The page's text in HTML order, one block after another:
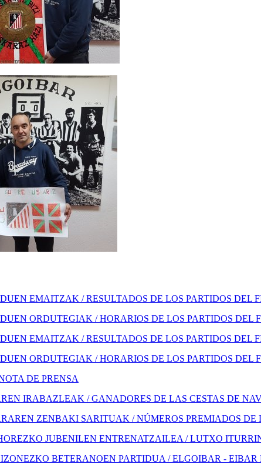
EMAITZAK / RESULTADOS DE LOS PARTIDOS DEL
ORDUTEGIAK / HORARIOS DE LOS PARTIDOS DEL
EMAITZAK / RESULTADOS DE LOS PARTIDOS DEL
ORDUTEGIAK / HORARIOS DE LOS PARTIDOS DEL
DE PRENSA
IRABAZLEAK / GANADORES DE LAS CESTAS DE
ZENBAKI SARITUAK / NÚMEROS PREMIADOS DE
JUBENILEN ENTRENATZAILEA / LUTXO
BETERANOEN PARTIDUA / ELGOIBAR -